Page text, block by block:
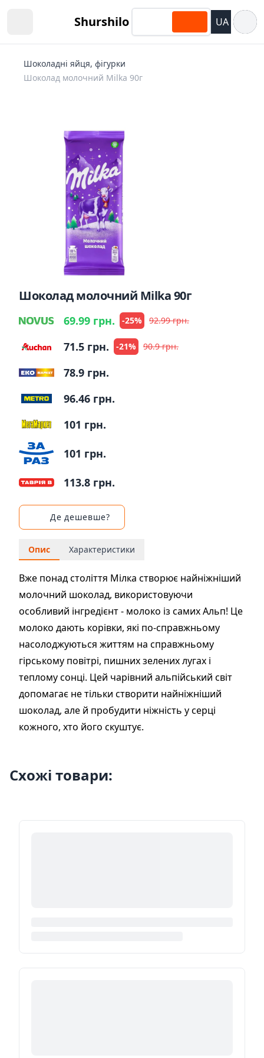
Shurshilo UA
Шоколадні яйця, фігурки
Шоколад молочний Milka 90г
Шоколад молочний Milka 90г
69.99 грн. -25% 92.99 грн.
71.5 грн. -21% 90.9 грн.
78.9 грн.
96.46 грн.
101 грн.
101 грн.
113.8 грн.
Де дешевше?
Опис Характеристики
Вже понад столiття Мiлка створює найнiжнiший
молочний шоколад, використовуючи
особливий iнгредiєнт - молоко iз самих Альп! Це
молоко дають корiвки, якi по-справжньому
насолоджуються життям на справжньому
гiрському повiтрi, пишних зелених лугах i
теплому сонцi. Цей чарiвний альпiйський свiт
допомагає не тiльки створити найнiжнiший
шоколад, але й пробудити нiжнiсть у серцi
кожного, хто його скуштує.
Схожі товари: